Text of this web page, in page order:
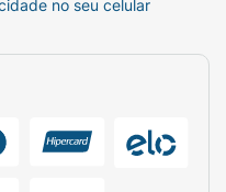
no seu celular